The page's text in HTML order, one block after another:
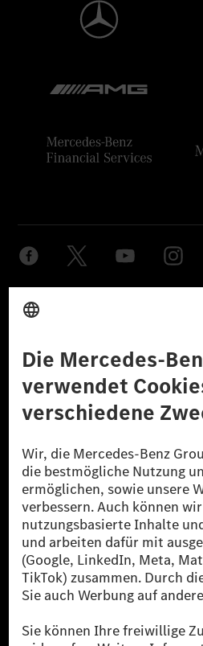
© 2026 Mercedes-Benz Group AG. Alle
reduzierte CO₂-Emissionen bei der
zertifizierte Ausgleichsprojekte
[2] Renewable Charging ist ein integraler
Public in Europa, den USA, Kanada und
Ladestation noch kein Strom aus
verwendet Renewable Charging
sicher, dass für Ladevorgänge über
Strommenge aus erneuerbaren Energien
Sie stammen ausschließlich aus Wind-
als sechs Jahre sind.
* Inkl. EKOenergy Ökolabel
* Die angegebenen Werte wurden nach
Messverfahren WLTP (Worldwide